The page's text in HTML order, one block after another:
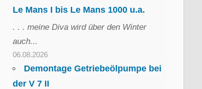
Le Mans I bis Le Mans 1000 u.a.
. . . meine Diva wird über den Winter
auch...
06.08.2026
Demontage Getriebeölpumpe bei
der V 7 II